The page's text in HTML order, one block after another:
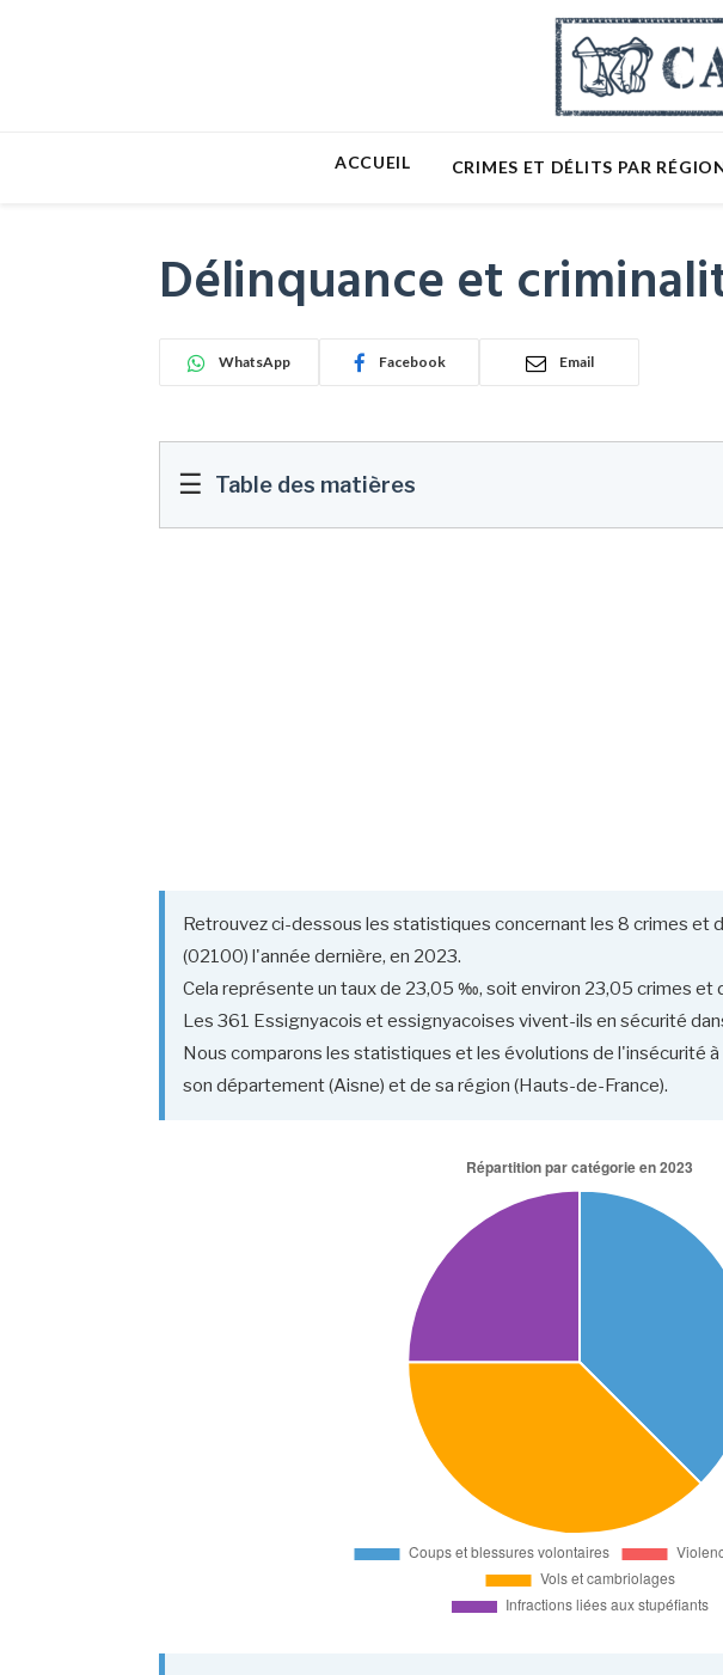
ACCUEIL CRIMES ET DÉLITS PAR
Délinquance et
WhatsApp Facebook Email
☰ Table des matières
Retrouvez ci-dessous les statistiques concernant les 8 crimes et
(02100) l'année dernière, en 2023.
Cela représente un taux de 23,05 ‰, soit environ 23,05 crimes et
Les 361 Essignyacois et essignyacoises vivent-ils en sécurité
Nous comparons les statistiques et les évolutions de l'insécurité
son département (Aisne) et de sa région (Hauts-de-France).